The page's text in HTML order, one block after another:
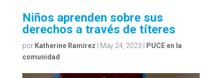
Niños aprenden sobre sus
derechos a través de títeres
por Katherine Ramírez May 24, 2023
PUCE en la
comunidad